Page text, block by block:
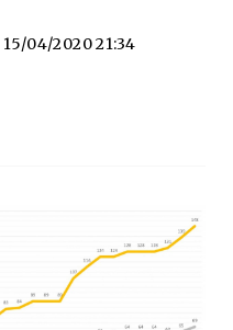
15/04/2020 21:34